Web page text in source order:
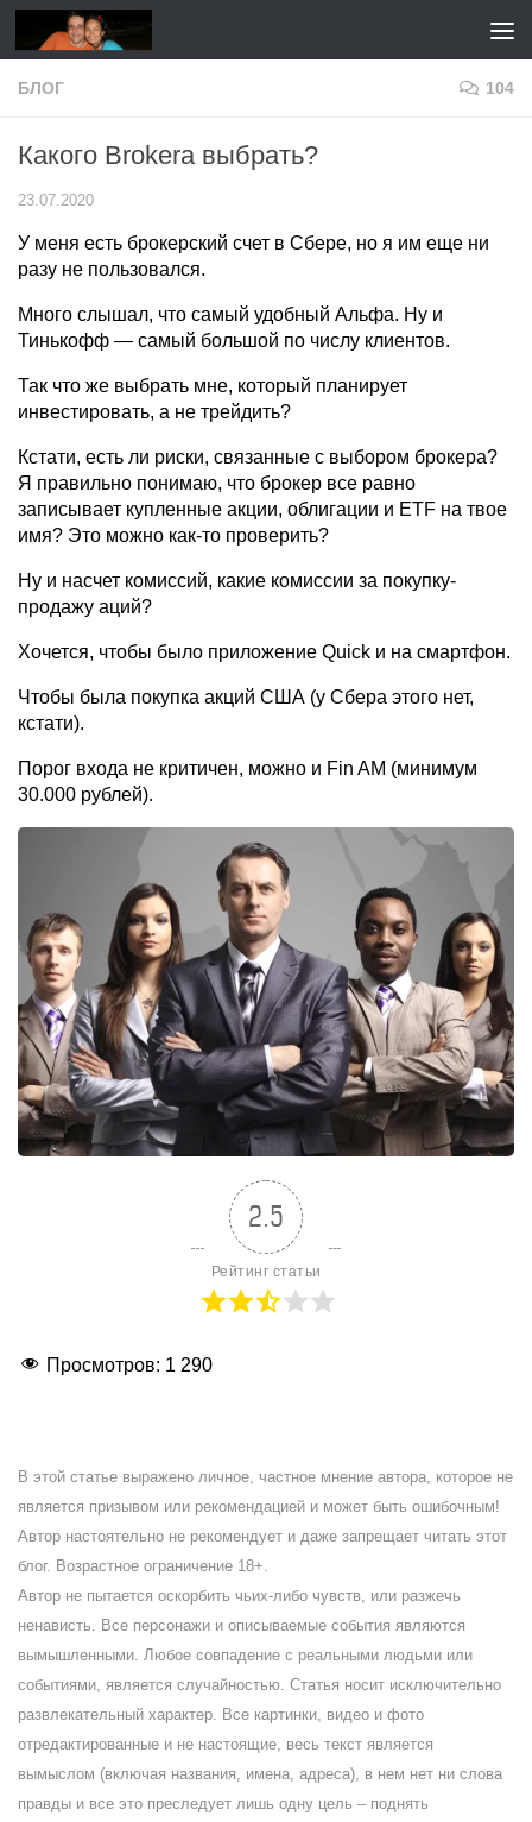
Перейти к содержимому
БЛОГ 104
Какого Brokera выбрать?
23.07.2020
У меня есть брокерский счет в Сбере, но я им еще ни
разу не пользовался.
Много слышал, что самый удобный Альфа. Ну и
Тинькофф — самый большой по числу клиентов.
Так что же выбрать мне, который планирует
инвестировать, а не трейдить?
Кстати, есть ли риски, связанные с выбором брокера?
Я правильно понимаю, что брокер все равно
записывает купленные акции, облигации и ETF на твое
имя? Это можно как-то проверить?
Ну и насчет комиссий, какие комиссии за покупку-
продажу аций?
Хочется, чтобы было приложение Quiсk и на смартфон.
Чтобы была покупка акций США (у Сбера этого нет,
кстати).
Порог входа не критичен, можно и Fin AM (минимум
30.000 рублей).
2.5
Рейтинг статьи
Просмотров: 1 290
В этой статье выражено личное, частное мнение автора, которое не
является призывом или рекомендацией и может быть ошибочным!
Автор настоятельно не рекомендует и даже запрещает читать этот
блог. Возрастное ограничение 18+.
Автор не пытается оскорбить чьих-либо чувств, или разжечь
ненависть. Все персонажи и описываемые события являются
вымышленными. Любое совпадение с реальными людьми или
событиями, является случайностью. Статья носит исключительно
развлекательный характер. Все картинки, видео и фото
отредактированные и не настоящие, весь текст является
вымыслом (включая названия, имена, адреса), в нем нет ни слова
правды и все это преследует лишь одну цель – поднять